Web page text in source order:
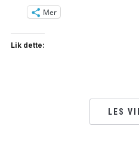
Mer
Lik dette:
LES